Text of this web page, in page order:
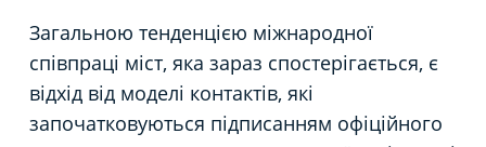
Загальною тенденцією міжнародної
співпраці міст, яка зараз спостерігається, є
відхід від моделі контактів, які
започатковуються підписанням офіційного